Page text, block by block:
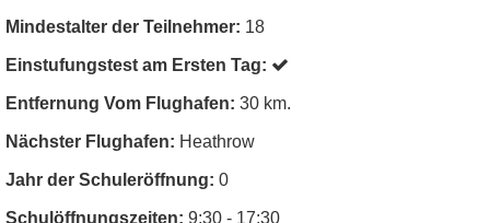
Mindestalter der Teilnehmer: 18
Einstufungstest am Ersten Tag:
Entfernung Vom Flughafen: 30 km.
Nächster Flughafen: Heathrow
Jahr der Schuleröffnung: 0
Schulöffnungszeiten: 9:30 - 17:30